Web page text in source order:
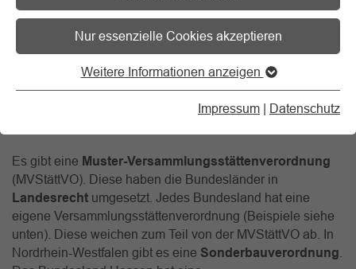
Nur essenzielle Cookies akzeptieren
Weitere Informationen anzeigen
Impressum | Datenschutz
Baurechtliche Vorgaben für
Veranstaltungen in großen Räumen
Beim Bau und Betrieb von Versammlungsstätten sind ab
einer bestimmten Größenordnung die Vorgaben der
Versammlungsstättenverordnung(VStättVO) zu
Es gibt eine Muster-Versammlungsstättenverordnung
(MVStättVO). Diese haben die Bundesländer in
Landesrecht umgesetzt. Jedes Bundesland hat eine
eigene Versammlungsstättenverordnung (Beispiele siehe
unten). Diese weichen zum Teil von der MVStättVO ab. In
Nordrhein-Westfalen gibt es eine Sonderbauverordnung